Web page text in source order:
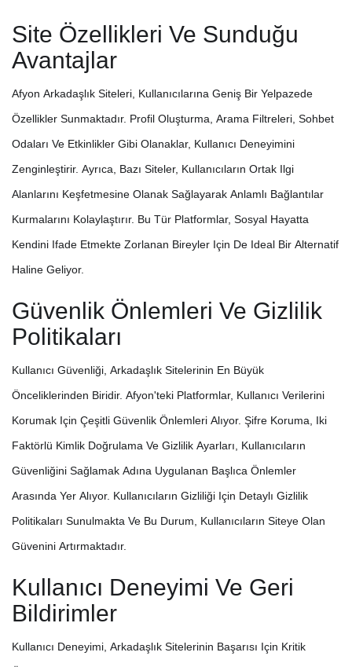
Site Özellikleri Ve Sunduğu
Avantajlar
Afyon Arkadaşlık Siteleri, Kullanıcılarına Geniş Bir Yelpazede
Özellikler Sunmaktadır. Profil Oluşturma, Arama Filtreleri, Sohbet
Odaları Ve Etkinlikler Gibi Olanaklar, Kullanıcı Deneyimini
Zenginleştirir. Ayrıca, Bazı Siteler, Kullanıcıların Ortak Ilgi
Alanlarını Keşfetmesine Olanak Sağlayarak Anlamlı Bağlantılar
Kurmalarını Kolaylaştırır. Bu Tür Platformlar, Sosyal Hayatta
Kendini Ifade Etmekte Zorlanan Bireyler Için De Ideal Bir Alternatif
Haline Geliyor.
Güvenlik Önlemleri Ve Gizlilik
Politikaları
Kullanıcı Güvenliği, Arkadaşlık Sitelerinin En Büyük
Önceliklerinden Biridir. Afyon'teki Platformlar, Kullanıcı Verilerini
Korumak Için Çeşitli Güvenlik Önlemleri Alıyor. Şifre Koruma, Iki
Faktörlü Kimlik Doğrulama Ve Gizlilik Ayarları, Kullanıcıların
Güvenliğini Sağlamak Adına Uygulanan Başlıca Önlemler
Arasında Yer Alıyor. Kullanıcıların Gizliliği Için Detaylı Gizlilik
Politikaları Sunulmakta Ve Bu Durum, Kullanıcıların Siteye Olan
Güvenini Artırmaktadır.
Kullanıcı Deneyimi Ve Geri
Bildirimler
Kullanıcı Deneyimi, Arkadaşlık Sitelerinin Başarısı Için Kritik